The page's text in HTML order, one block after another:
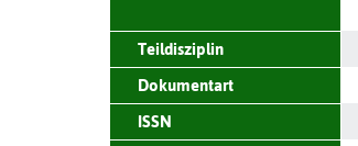
Teildisziplin
Dokumentart
ISSN